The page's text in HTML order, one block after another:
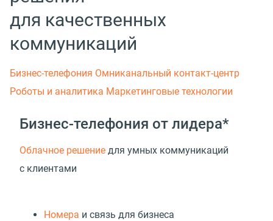
для качественных
коммуникаций
Бизнес-телефония Омниканальный контакт-центр
Роботы и аналитика Маркетинговые технологии
Бизнес-телефония от лидера*
Облачное решение для умных коммуникаций
с клиентами
Номера и связь для бизнеса